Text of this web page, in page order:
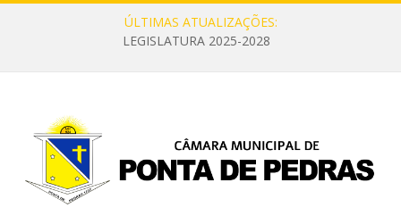
ÚLTIMAS ATUALIZAÇÕES:
LEGISLATURA 2025-2028